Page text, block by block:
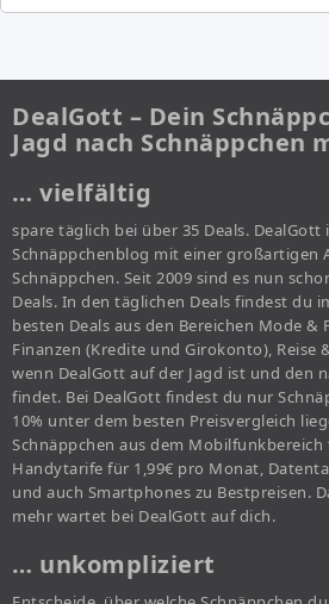
DealGott – Dein
Jagd nach Schnäppchen
… vielfältig
spare täglich bei über 35 Deals. DealGott
Schnäppchenblog mit einer großartigen
Schnäppchen. Seit 2009 sind es nun
Deals. In den täglichen Deals findest du
besten Deals aus den Bereichen Mode &
Finanzen (Kredite und Girokonto), Reise
wenn DealGott auf der Jagd ist und den
findet. Bei DealGott findest du nur
10% unter dem besten Preisvergleich
Schnäppchen aus dem
Handytarife für 1,99€ pro Monat,
und auch Smartphones zu Bestpreisen.
mehr wartet bei DealGott auf dich.
… unkompliziert